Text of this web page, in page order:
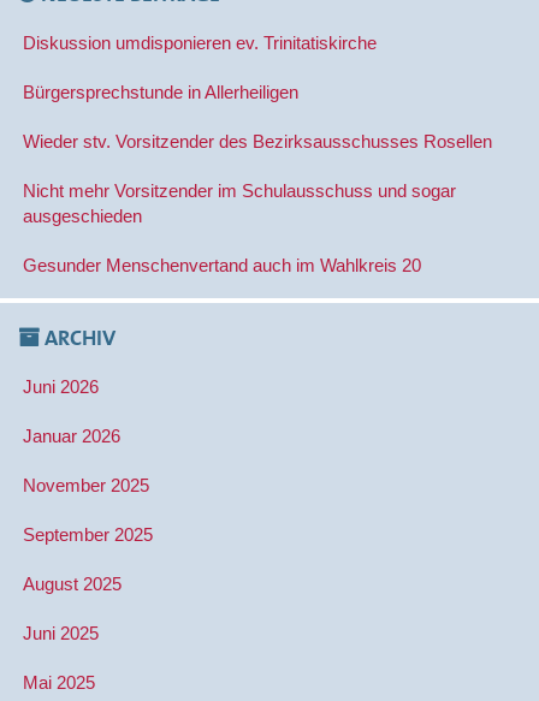
a
cDiskussion umdisponieren ev. Trinitatiskirche
Bürgersprechstunde in Allerheiligen
Wieder stv. Vorsitzender des Bezirksausschusses Rosellen
Nicht mehr Vorsitzender im Schulausschuss und sogar
ausgeschieden
Gesunder Menschenvertand auch im Wahlkreis 20
ARCHIV
Juni 2026
Januar 2026
November 2025
September 2025
August 2025
Juni 2025
Mai 2025